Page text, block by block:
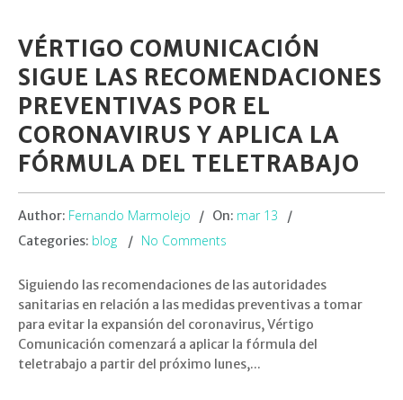
VÉRTIGO COMUNICACIÓN
SIGUE LAS RECOMENDACIONES
PREVENTIVAS POR EL
CORONAVIRUS Y APLICA LA
FÓRMULA DEL TELETRABAJO
Author: Fernando Marmolejo On: mar 13
Categories: blog No Comments
Siguiendo las recomendaciones de las autoridades
sanitarias en relación a las medidas preventivas a tomar
para evitar la expansión del coronavirus, Vértigo
Comunicación comenzará a aplicar la fórmula del
teletrabajo a partir del próximo lunes,...